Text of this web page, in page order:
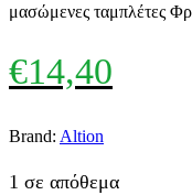
μασώμενες ταμπλέτες
€14,40
Brand: Altion
1 σε απόθεμα